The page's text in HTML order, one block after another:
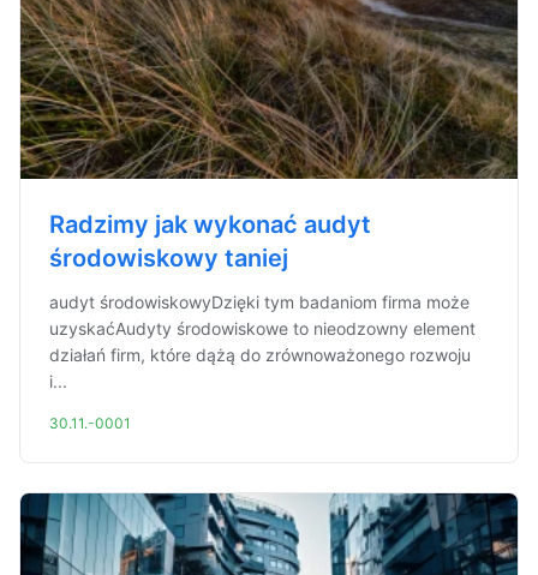
Radzimy jak wykonać audyt
środowiskowy taniej
audyt środowiskowyDzięki tym badaniom firma może
uzyskaćAudyty środowiskowe to nieodzowny element
działań firm, które dążą do zrównoważonego rozwoju
i...
30.11.-0001